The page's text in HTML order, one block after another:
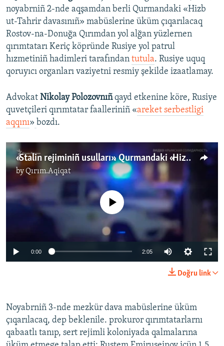
noyabrniñ 2-nde aqşamdan berli Qurmandaki «Hizb
ut-Tahrir davasınıñ» mabüslerine üküm çıqarılacaq
Rostov-na-Donuğa Qırımdan yol alğan yüzlernen
qırımtatarı Keriç köpründe Rusiye yol patrul
hızmetiniñ hadimleri tarafından tutula. Rusiye uquq
qoruyıcı organları vaziyetni resmiy şekilde izaatlamay.
Advokat Nikolay Polozovnıñqayd etkenine köre, Rusiye
quvetçileri qırımtatar faalleriniñ «areket serbestligi
aqqını»​ bozdı.
«Stalin rejiminiñ usulları». Qurmandaki «Hizb ut-Tahrir davasınıñ» mabüsleri soñki sözüni ayttı (video)
byQırım.Aqiqat
720p 1080p
No media source currently available
0:00 2:05
240p
480p
720p
1080p
Doğru link
Noyabrniñ 3-nde mezkür dava mabüslerine üküm
çıqarılacaq, dep beklenile. prokuror qırımtatarlarnı
qabaatlı tanıp, sert rejimli koloniyada qalmalarına